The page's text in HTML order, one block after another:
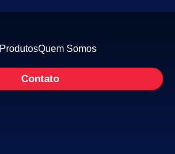
ProdutosQuem Somos
Contato